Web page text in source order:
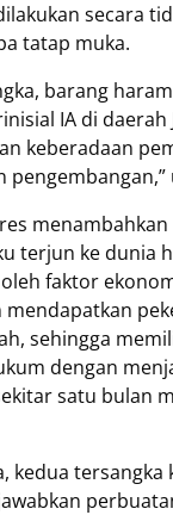
secara
tatap muka.
barang
IA di daerah
keberadaan
pengembangan,”
terjun ke dunia
faktor
sehingga
dengan
satu bulan
kedua tersangka